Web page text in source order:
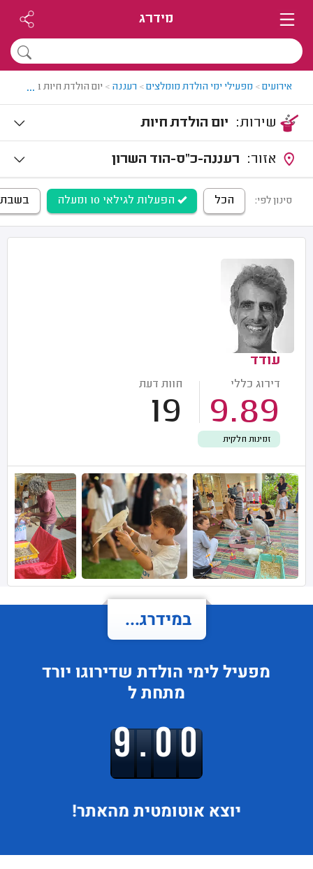
מידרג
אירועים> מפעילי ימי הולדת מומלצים> רעננה > יום הולדת חיות ברעננה
...
יום הולדת חיות
רעננה-כ"ס-הוד השרון
סינון לפי: הכל הפעלות לגילאי 10 ומעלה בשבת
עודד
דירוג כללי
9.89
חוות דעת
19
זמינות חלקית
במידרג...
מפעיל לימי הולדת שדירוגו יורד
מתחת ל
9.00
יוצא אוטומטית מהאתר!